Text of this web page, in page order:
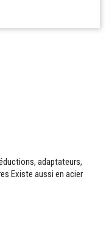
adaptateurs,
Existe aussi en acier